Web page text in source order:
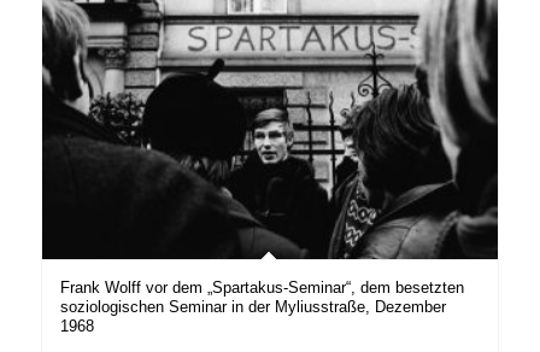
Frank Wolff vor dem „Spartakus-Seminar“, dem besetzten
soziologischen Seminar in der Myliusstraße, Dezember
1968